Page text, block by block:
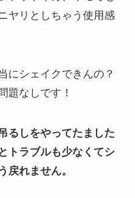
ヤリとしちゃう使用感
にシェイクできんの？
題なしです！
るしをやってたました
トラブルも少なくてシ
戻れません。